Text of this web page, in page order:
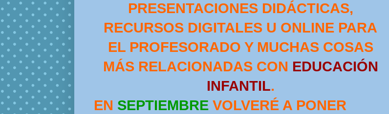
PRESENTACIONES DIDÁCTICAS,
RECURSOS DIGITALES U ONLINE PARA
EL PROFESORADO Y MUCHAS COSAS
MÁS RELACIONADAS CON EDUCACIÓN
INFANTIL.
EN SEPTIEMBRE VOLVERÉ A PONER